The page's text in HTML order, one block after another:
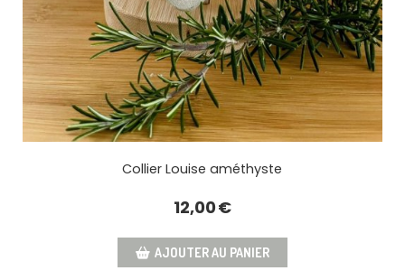
Collier Louise améthyste
12,00€
AJOUTER AU PANIER